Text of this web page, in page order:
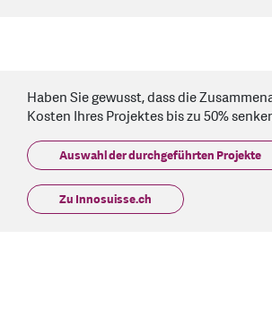
Haben Sie gewusst, dass die
Kosten Ihres Projektes bis zu 50%
Auswahl der durchgeführten Projekte
Zu Innosuisse.ch